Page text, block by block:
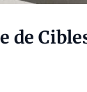
de